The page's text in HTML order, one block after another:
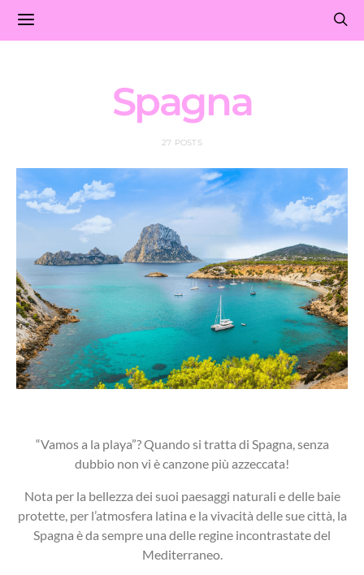
Spagna
27 POSTS
“Vamos a la playa”? Quando si tratta di Spagna, senza
dubbio non vi è canzone più azzeccata!
Nota per la bellezza dei suoi paesaggi naturali e delle baie
protette, per l’atmosfera latina e la vivacità delle sue città, la
Spagna è da sempre una delle regine incontrastate del
Mediterraneo.